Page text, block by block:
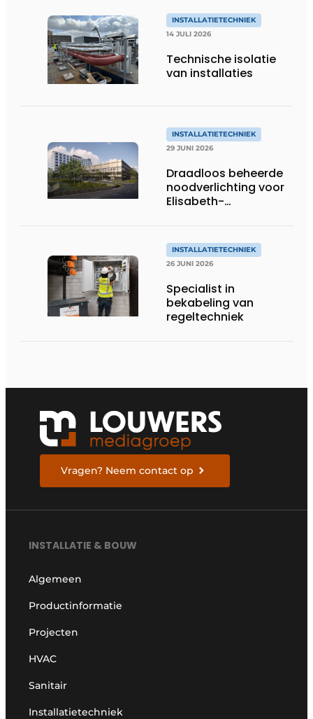
INSTALLATIETECHNIEK
14 JULI 2026
Technische isolatie
van installaties
INSTALLATIETECHNIEK
29 JUNI 2026
Draadloos beheerde
noodverlichting voor
Elisabeth-
INSTALLATIETECHNIEK
26 JUNI 2026
Specialist in
bekabeling van
regeltechniek
Vragen? Neem contact op
INSTALLATIE & BOUW
Algemeen
Productinformatie
Projecten
HVAC
Sanitair
Installatietechniek